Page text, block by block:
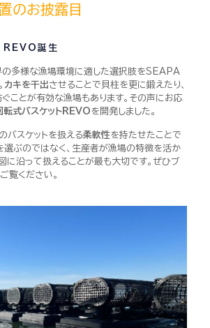
のお披露目
REVO誕生
の多様な漁場環境に適した選択肢をSEAPA
カキを干出させることで貝柱を更に鍛えたり、
ことが有効な漁場もあります。その声にお応
転式バスケットREVOを開発しました。
バスケットを扱える柔軟性を持たせたことで
選ぶのではなく、生産者が漁場の特徴を活か
に沿って扱えることが最も大切です。 ぜひブ
覧ください。